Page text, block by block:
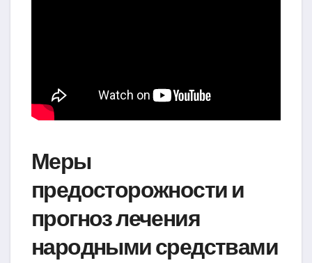
Меры
предосторожности и
прогноз лечения
народными средствами